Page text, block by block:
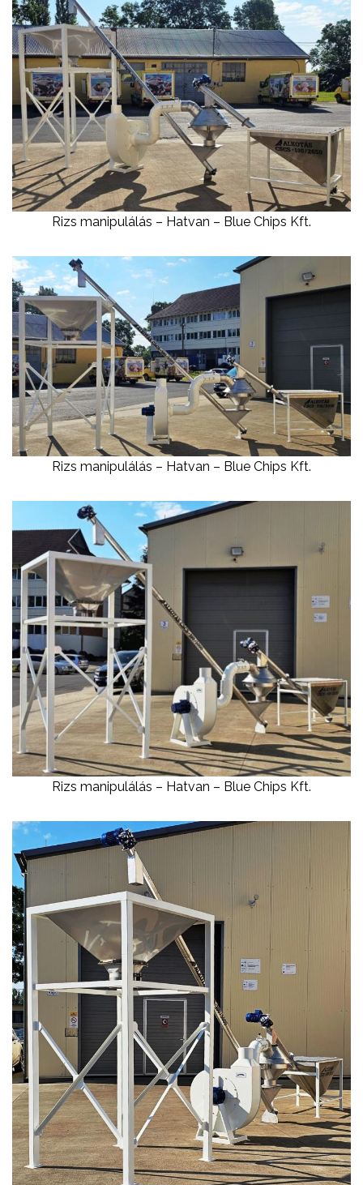
Rizs manipulálás – Hatvan – Blue Chips Kft.
Rizs manipulálás – Hatvan – Blue Chips Kft.
Rizs manipulálás – Hatvan – Blue Chips Kft.